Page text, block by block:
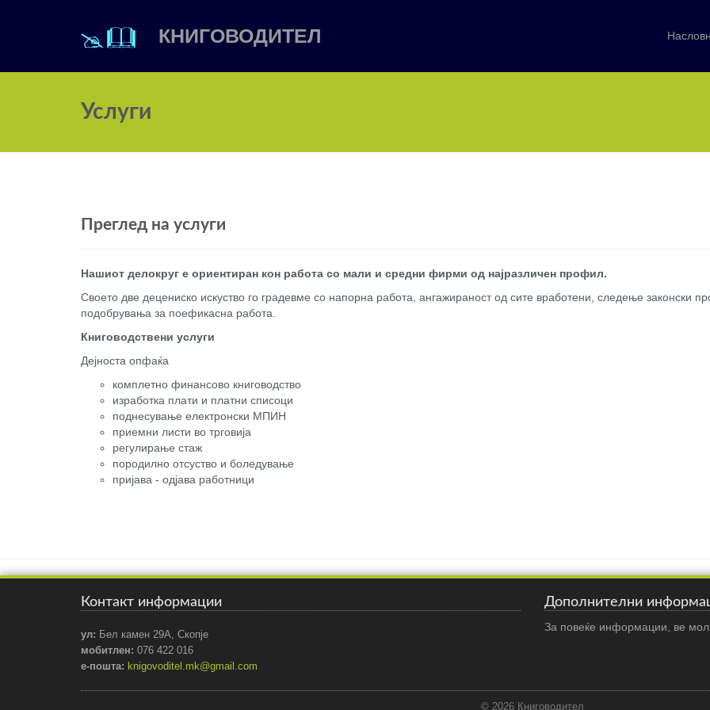
КНИГОВОДИТЕЛ
Услуги
Преглед на услуги
Нашиот делокруг е ориентиран кон работа со мали и средни фирми од најразличен профил.
Своето две децениско искуство го градевме со напорна работа, ангажираност од сите вработени, следење законски
подобрувања за поефикасна работа.
Книговодствени услуги
Дејноста опфаќа
комплетно финансово книговодство
изработка плати и платни списоци
поднесување електронски МПИН
приемни листи во трговија
регулирање стаж
породилно отсуство и боледување
пријава - одјава работници
Контакт информации
ул: Бел камен 29А, Скопје
мобитлен: 076 422 016
е-пошта: knigovoditel.mk@gmail.com
Дополнителни
За повеќе информации, ве
© 2026 Книговодител